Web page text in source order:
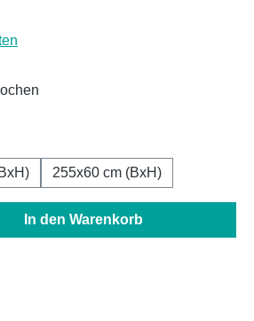
255x60 cm (BxH)
gewünschten Wert ein
In den Warenkorb